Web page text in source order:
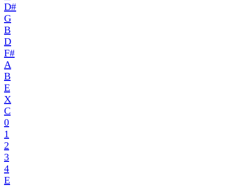
D#
G
B
D
F#
A
B
E
X
C
0
1
2
3
4
E